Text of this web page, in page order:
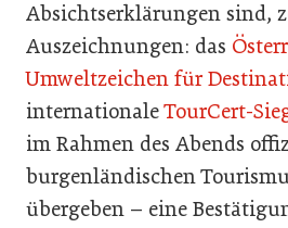
Absichtserklärungen sind,
Auszeichnungen: das
Umweltzeichen für
internationaleTourCert-
im Rahmen des Abends
burgenländischen
übergeben – eine